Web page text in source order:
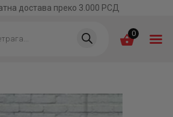
достава преко 3.000 РСД
0